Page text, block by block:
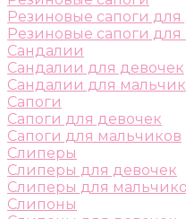
Резиновые сапоги для
Резиновые сапоги
Сандалии
Сандалии для девочек
Сандалии для
Сапоги
Сапоги для девочек
Сапоги для мальчиков
Слиперы
Слиперы для девочек
Слиперы для
Слипоны